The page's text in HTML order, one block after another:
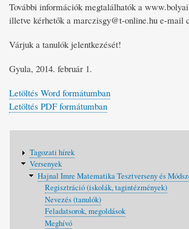
További információk megtalálhatók a
illetve kérhetők a marczisgy@t-online.hu e-mail
Várjuk a tanulók jelentkezését!
Gyula, 2014. február 1.
Letöltés Word formátumban
Letöltés PDF formátumban
navigáció
Tagozati hírek
Versenyek
Hajnal Imre Matematika Tesztverseny és
Regisztráció (iskolák, tagintézmények)
Nevezés (tanulók)
Feladatsorok, megoldások
Meghívó